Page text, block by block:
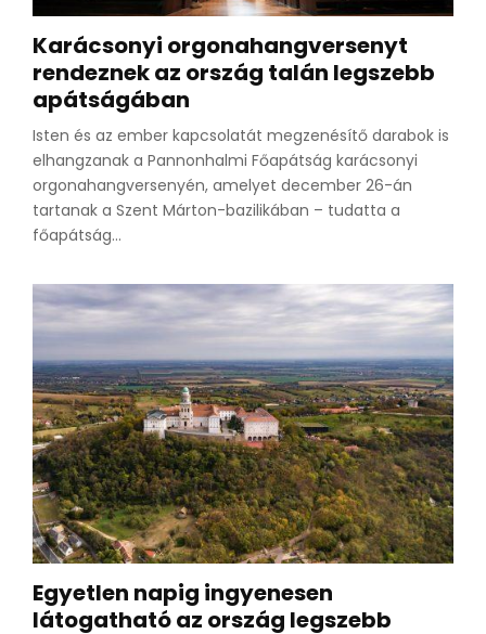
Karácsonyi orgonahangversenyt
rendeznek az ország talán legszebb
apátságában
Isten és az ember kapcsolatát megzenésítő darabok is
elhangzanak a Pannonhalmi Főapátság karácsonyi
orgonahangversenyén, amelyet december 26-án
tartanak a Szent Márton-bazilikában – tudatta a
főapátság...
Egyetlen napig ingyenesen
látogatható az ország legszebb